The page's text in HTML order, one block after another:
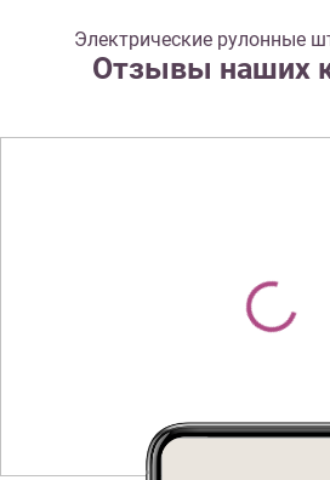
Электрические рулонные
Отзывы наших